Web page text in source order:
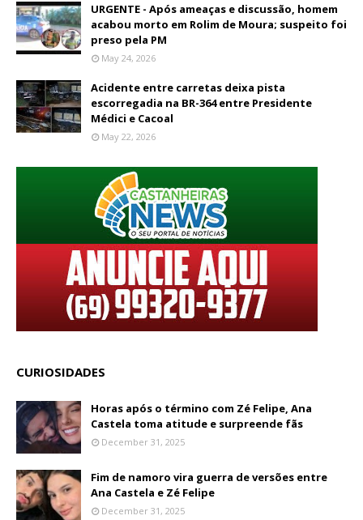
URGENTE - Após ameaças e discussão, homem
acabou morto em Rolim de Moura; suspeito foi
preso pela PM
May 24, 2026
Acidente entre carretas deixa pista
escorregadia na BR-364 entre Presidente
Médici e Cacoal
May 22, 2026
CURIOSIDADES
Horas após o término com Zé Felipe, Ana
Castela toma atitude e surpreende fãs
December 31, 2025
Fim de namoro vira guerra de versões entre
Ana Castela e Zé Felipe
December 31, 2025